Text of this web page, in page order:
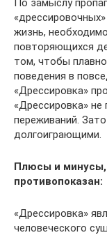
По замыслу
жизнь,
повторяющихся
том, чтобы
поведения в
«Дрессировка»
«Дрессировка»
переживаний.
долгоиграющими.
Плюсы и минусы,
противопоказан:
«Дрессировка»
человеческого